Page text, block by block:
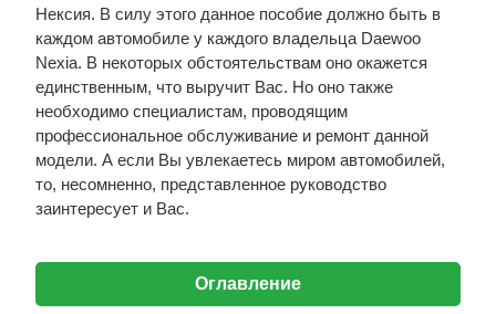
Нексия. В силу этого данное пособие должно быть в
каждом автомобиле у каждого владельца Daewoo
Nexia. В некоторых обстоятельствам оно окажется
единственным, что выручит Вас. Но оно также
необходимо специалистам, проводящим
профессиональное обслуживание и ремонт данной
модели. А если Вы увлекаетесь миром автомобилей,
то, несомненно, представленное руководство
заинтересует и Вас.
Оглавление